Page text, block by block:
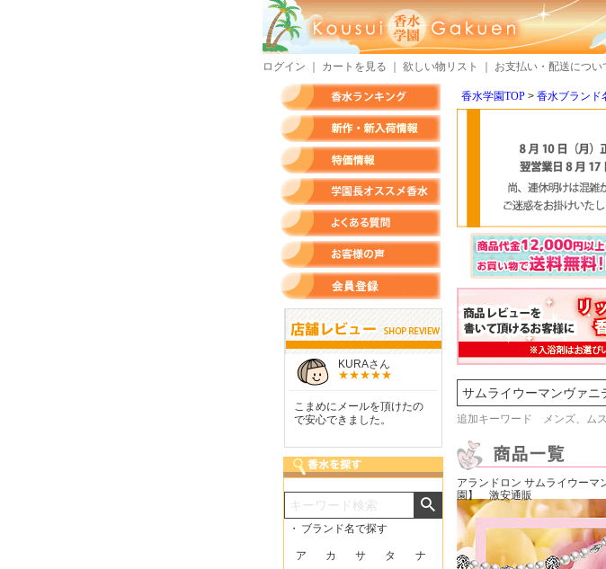
ログイン カートを見る 欲しい物リスト お支払い・配送につい
香水学園TOP 香水ブランド
検索
追加キーワード メンズ、ム
アランドロン サムライウーマ
園】 激安通販
KURAさん
こまめにメールを頂けたの
で安心できました。
しらすさん
商品が早く届いたのでよか
ったです。また利用させて
・ ブランド名で探す
ア カ サ タ
ナ